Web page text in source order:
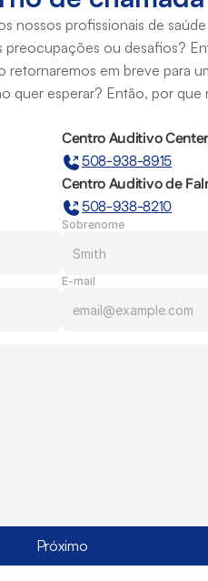
nossos profissionais de
preocupações ou desafios?
em breve para
quer esperar? Então, por que
Centro Auditivo
508-938-8915
Centro Auditivo de
508-938-8210
Sobrenome
E-mail
Próximo